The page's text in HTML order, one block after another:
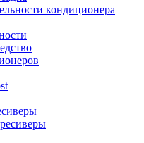
кондиционера